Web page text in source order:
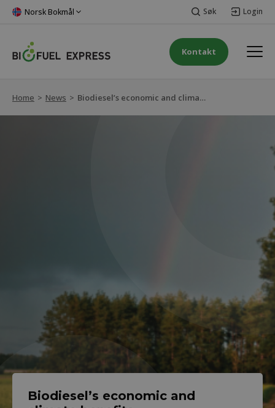
Norsk Bokmål Søk Login
Kontakt
Home > News > Biodiesel’s economic and climate benefits
Biodiesel’s economic and